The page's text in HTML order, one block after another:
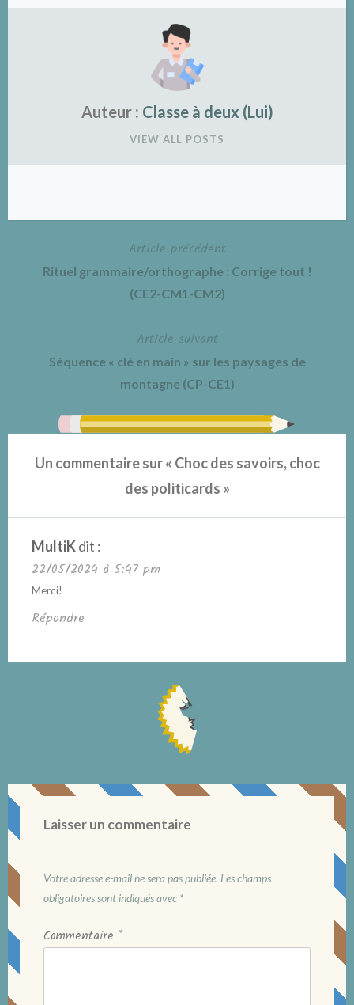
Auteur : Classe à deux (Lui)
VIEW ALL POSTS
Article précédent
Rituel grammaire/orthographe : Corrige tout !
(CE2-CM1-CM2)
Article suivant
Séquence « clé en main » sur les paysages de
montagne (CP-CE1)
Un commentaire sur « Choc des savoirs, choc
des politicards »
MultiKdit :
22/05/2024 à 5:47 pm
Merci!
Répondre
Laisser un commentaire
Votre adresse e-mail ne sera pas publiée. Les champs
obligatoires sont indiqués avec *
Commentaire *